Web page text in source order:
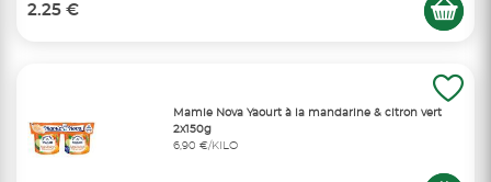
2.25 €
Mamie Nova Yaourt à la mandarine & citron vert
2x150g
6,90 €/KILO